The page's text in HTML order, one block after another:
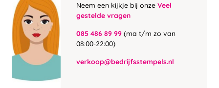
Neem een kijkje bij onze Veel
gestelde vragen
085 486 89 99 (ma t/m zo van
08:00-22:00)
verkoop@bedrijfsstempels.nl